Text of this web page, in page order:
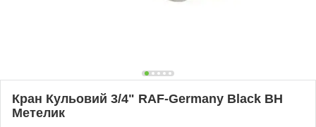
Кран Кульовий 3/4" RAF-Germany Black ВН
Метелик